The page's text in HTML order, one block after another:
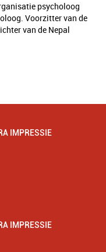
psycholoog
Voorzitter van de
van de Nepal
IMPRESSIE
IMPRESSIE